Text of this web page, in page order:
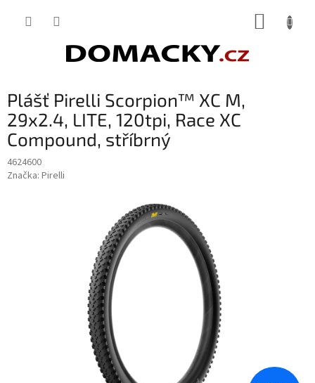
Plášť Pirelli Scorpion™ XC M,
29x2.4, LITE, 120tpi, Race XC
Compound, stříbrný
4624600
Značka: Pirelli